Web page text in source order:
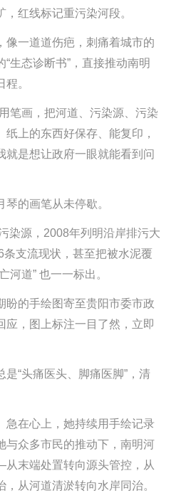
红线标记重污染河段。
像一道道伤疤，刺痛着城市的
生态诊断书”，直接推动南明
。
笔画，把河道、污染源、污染
纸上的东西好保存、能复印，
就是想让政府一眼就能看到问
的画笔从未停歇。
染源，2008年列明沿岸排污大
条支流现状，甚至把被水泥覆
河道” 也一一标出。
盼的手绘图寄至贵阳市委市政
应，图上标注一目了然，立即
是“头痛医头、脚痛医脚”，清
急在心上，她持续用手绘记录
与众多市民的推动下，南明河
末端处置转向源头管控，从
从河道清淤转向水岸同治。